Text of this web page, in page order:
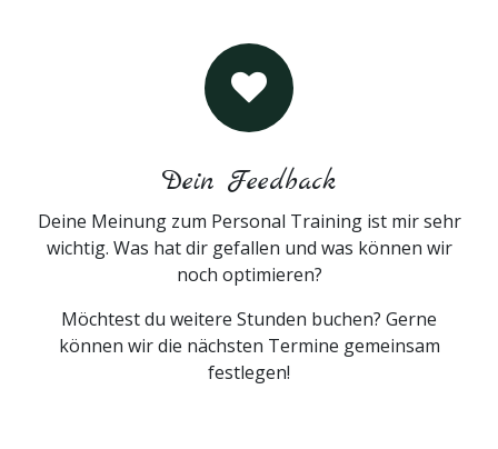
Dein Feedback
Deine Meinung zum Personal Training ist mir sehr
wichtig. Was hat dir gefallen und was können wir
noch optimieren?
Möchtest du weitere Stunden buchen? Gerne
können wir die nächsten Termine gemeinsam
festlegen!